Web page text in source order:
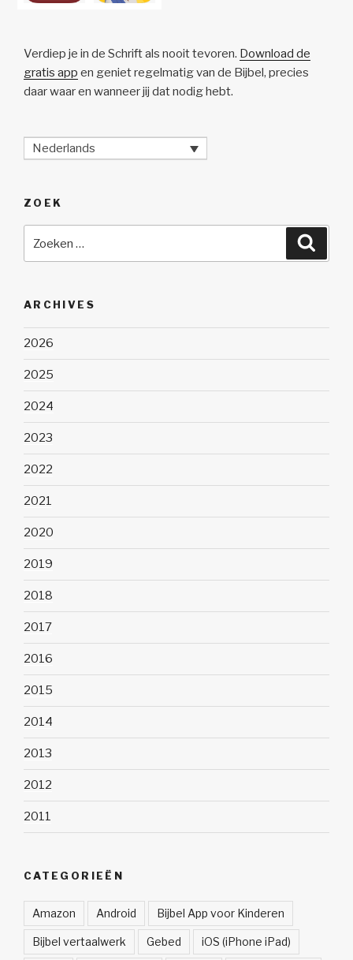
Verdiep je in de Schrift als nooit tevoren. Download de
gratis app en geniet regelmatig van de Bijbel, precies
daar waar en wanneer jij dat nodig hebt.
Nederlands
ZOEK
naar:
ARCHIVES
2026
2025
2024
2023
2022
2021
2020
2019
2018
2017
2016
2015
2014
2013
2012
2011
CATEGORIEËN
Amazon Android Bijbel App voor Kinderen
Bijbel vertaalwerk Gebed iOS (iPhone iPad)